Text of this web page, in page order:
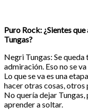
Puro Rock: ¿Sientes
Tungas?
Negri Tungas: Se
admiración. Eso no se va
Lo que se va es una
hacer otras cosas,
No quería dejar
aprender a soltar.